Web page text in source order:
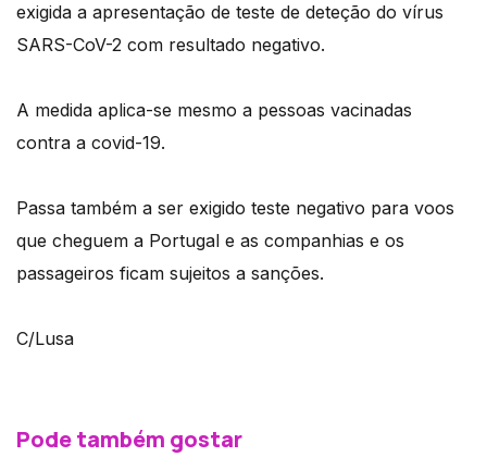
exigida a apresentação de teste de deteção do vírus
SARS-CoV-2 com resultado negativo.
A medida aplica-se mesmo a pessoas vacinadas
contra a covid-19.
Passa também a ser exigido teste negativo para voos
que cheguem a Portugal e as companhias e os
passageiros ficam sujeitos a sanções.
C/Lusa
Pode também gostar